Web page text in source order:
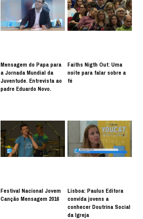
Mensagem do Papa para
a Jornada Mundial da
Juventude. Entrevista ao
padre Eduardo Novo.
Faiths Nigth Out: Uma
noite para falar sobre a
fé
Festival Nacional Jovem
Canção Mensagem 2016
Lisboa: Paulus Editora
convida jovens a
conhecer Doutrina Social
da Igreja